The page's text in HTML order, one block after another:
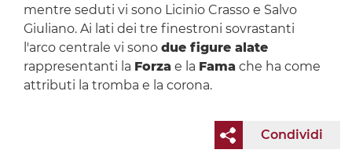
mentre seduti vi sono Licinio Crasso e Salvo
Giuliano. Ai lati dei tre finestroni sovrastanti
l'arco centrale vi sono due figure alate
rappresentanti la Forza e la Fama che ha come
attributi la tromba e la corona.
Condividi